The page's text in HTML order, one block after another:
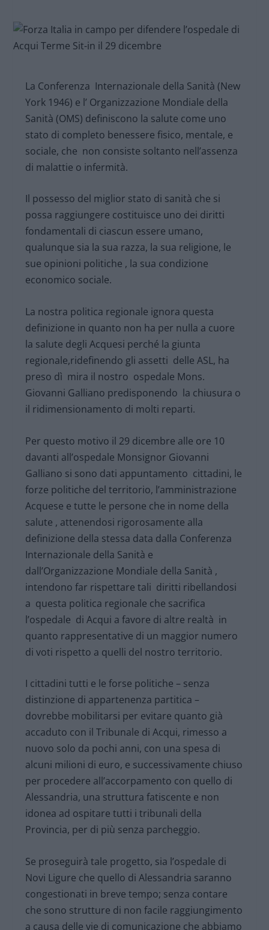
La Conferenza Internazionale della Sanità (New
York 1946) e l’ Organizzazione Mondiale della
Sanità (OMS) definiscono la salute come uno
stato di completo benessere fisico, mentale, e
sociale, che non consiste soltanto nell’assenza
di malattie o infermità.
Il possesso del miglior stato di sanità che si
possa raggiungere costituisce uno dei diritti
fondamentali di ciascun essere umano,
qualunque sia la sua razza, la sua religione, le
sue opinioni politiche , la sua condizione
economico sociale.
La nostra politica regionale ignora questa
definizione in quanto non ha per nulla a cuore
la salute degli Acquesi perché la giunta
regionale,ridefinendo gli assetti delle ASL, ha
preso dì mira il nostro ospedale Mons.
Giovanni Galliano predisponendo la chiusura o
il ridimensionamento di molti reparti.
Per questo motivo il 29 dicembre alle ore 10
davanti all’ospedale Monsignor Giovanni
Galliano si sono dati appuntamento cittadini, le
forze politiche del territorio, l’amministrazione
Acquese e tutte le persone che in nome della
salute , attenendosi rigorosamente alla
definizione della stessa data dalla Conferenza
Internazionale della Sanità e
dall’Organizzazione Mondiale della Sanità ,
intendono far rispettare tali diritti ribellandosi
a questa politica regionale che sacrifica
l’ospedale di Acqui a favore di altre realtà in
quanto rappresentative di un maggior numero
di voti rispetto a quelli del nostro territorio.
I cittadini tutti e le forse politiche – senza
distinzione di appartenenza partitica –
dovrebbe mobilitarsi per evitare quanto già
accaduto con il Tribunale di Acqui, rimesso a
nuovo solo da pochi anni, con una spesa di
alcuni milioni di euro, e successivamente chiuso
per procedere all’accorpamento con quello di
Alessandria, una struttura fatiscente e non
idonea ad ospitare tutti i tribunali della
Provincia, per di più senza parcheggio.
Se proseguirà tale progetto, sia l’ospedale di
Novi Ligure che quello di Alessandria saranno
congestionati in breve tempo; senza contare
che sono strutture di non facile raggiungimento
a causa delle vie di comunicazione che abbiamo